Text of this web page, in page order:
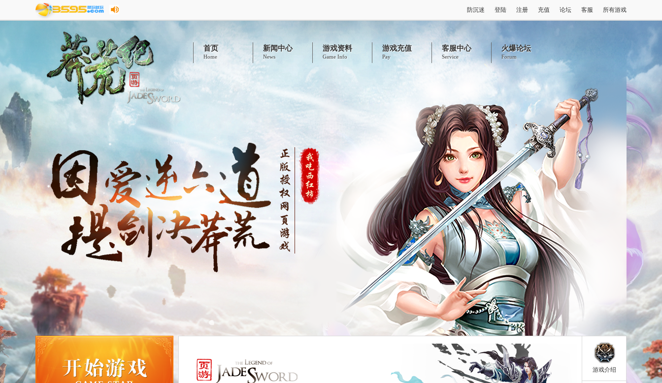
防沉迷 登陆 注册 充值 论坛 客服 所有游戏
首页
Home
新闻中心
News
游戏资料
Game Info
游戏充值
Pay
客服中心
Service
火爆论坛
Forum
游戏介绍